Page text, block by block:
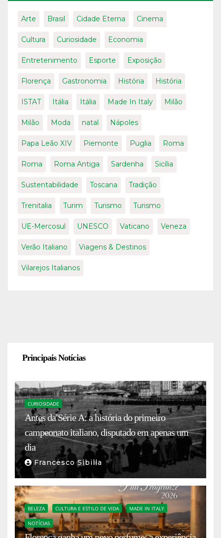
Arte Brasil Cidade Eterna Cinema
Cultura Curiosidade Economia
Entretenimento Esporte Exposição
Florença Gastronomia História História
ISTAT Itália Itália Made In Italy Milão
Milão Moda natal Nápoles
Papa Leão XIV Piemonte Puglia Roma
Roma Roma Antiga Sardenha Sicília
Sustentabilidade Toscana Tradição
Trenitalia Turim Turismo Turismo
UE-Mercosul UNESCO Vaticano Veneza
Verão Italiano Viagens & Destinos
Vilarejos Italianos
Principais Notícias
CURIOSIDADE
Antes da Série A: a história do primeiro
campeonato italiano, disputado em apenas um
dia
Francesco Sibilla
BELEZA CULTURA E ESTILO DE VIDA MADE IN ITALY
NOTÍCIAS